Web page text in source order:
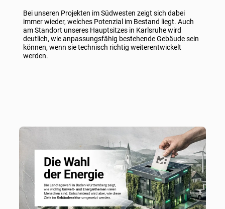
Bei unseren Projekten im Südwesten zeigt sich dabei
immer wieder, welches Potenzial im Bestand liegt. Auch
am Standort unseres Hauptsitzes in Karlsruhe wird
deutlich, wie anpassungsfähig bestehende Gebäude sein
können, wenn sie technisch richtig weiterentwickelt
werden.